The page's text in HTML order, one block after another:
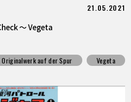
21.05.2021
～ Vegeta
Originalwerk auf der Spur Vegeta